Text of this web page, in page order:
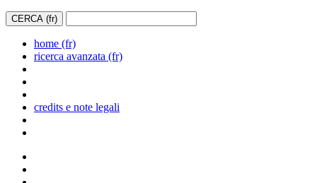
home (fr)
ricerca avanzata (fr)
credits e note legali